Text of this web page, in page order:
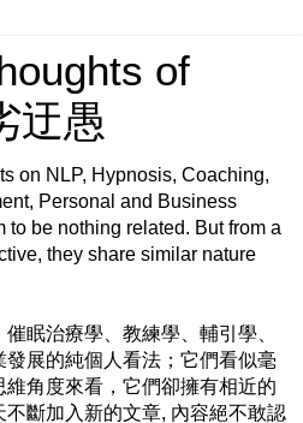
of
迂愚
on NLP, Hypnosis, Coaching,
Personal and Business
to be nothing related. But from a
they share similar nature
眠治療學、教練學、輔引學、
展的純個人看法；它們看似毫
角度來看，它們卻擁有相近的
斷加入新的文章, 內容絕不敢認